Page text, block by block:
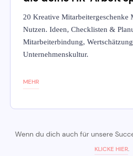
20 Kreative Mitarbeitergeschenke
Nutzen. Ideen, Checklisten &
Mitarbeiterbindung,
Unternehmenskultur.
MEHR
Wenn du dich auch für unsere
KLICKE HIER.